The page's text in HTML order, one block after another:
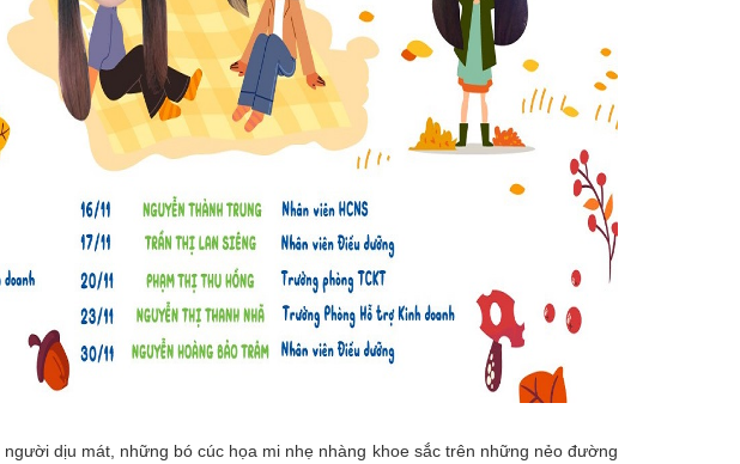
dịu mát, những bó cúc họa mi nhẹ nhàng khoe sắc trên những nẻo đường